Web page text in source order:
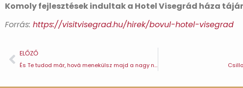
Komoly fejlesztések indultak a Hotel Visegrád háza
Forrás: https://visitvisegrad.hu/hirek/bovul-hotel-visegrad
ELŐZŐ
És Te tudod már, hová menekülsz majd a nagy nyári kánikula elől? – Visegrád TE